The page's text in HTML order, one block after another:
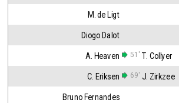
M. de Ligt
Diogo Dalot
A. Heaven 51' T. Collyer
C. Eriksen 69' J. Zirkzee
Bruno Fernandes